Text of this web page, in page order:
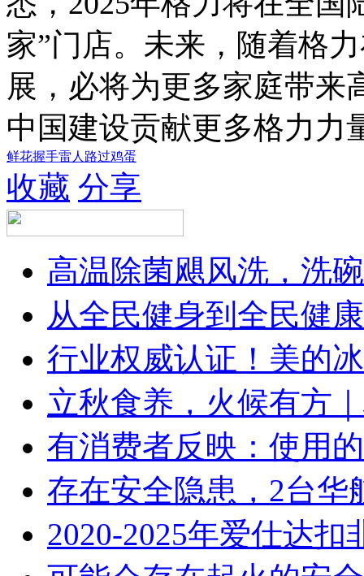
家”门店。未来，随着格
展，必将为更多家庭带来
中国建设贡献更多格力力
鲜花握手雷人 路过鸡蛋
收藏 分享
高温除菌飓风洗，洗
从全民健身到全民健
行业权威认证！美的
立秋食养，火候有方
有消费者反映：使用
存在安全隐患，2台华
2020-2025年爱仕达